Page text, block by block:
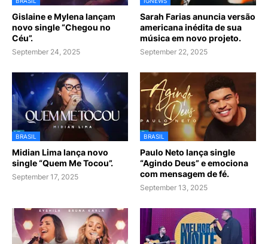
Gislaine e Mylena lançam
novo single “Chegou no
Céu”.
September 24, 2025
Sarah Farias anuncia versão
americana inédita de sua
música em novo projeto.
September 22, 2025
BRASIL
Midian Lima lança novo
single “Quem Me Tocou”.
September 17, 2025
BRASIL
Paulo Neto lança single
“Agindo Deus” e emociona
com mensagem de fé.
September 13, 2025